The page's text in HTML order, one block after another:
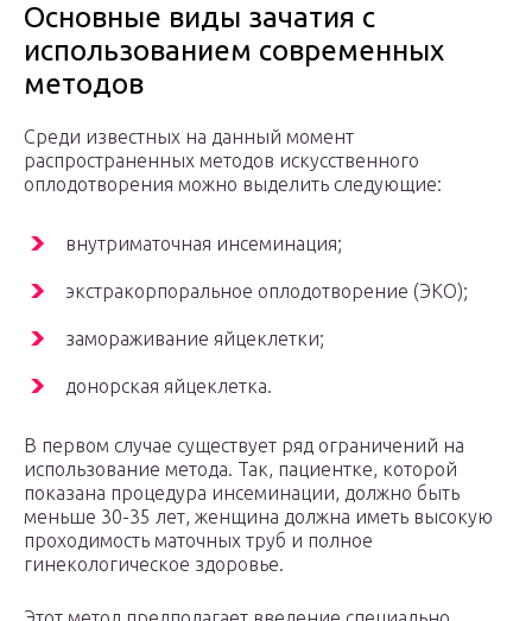
Основные виды зачатия с
использованием современных
методов
Среди известных на данный момент
распространенных методов искусственного
оплодотворения можно выделить следующие:
внутриматочная инсеминация;
экстракорпоральное оплодотворение (ЭКО);
замораживание яйцеклетки;
донорская яйцеклетка.
В первом случае существует ряд ограничений на
использование метода. Так, пациентке, которой
показана процедура инсеминации, должно быть
меньше 30-35 лет, женщина должна иметь высокую
проходимость маточных труб и полное
гинекологическое здоровье.